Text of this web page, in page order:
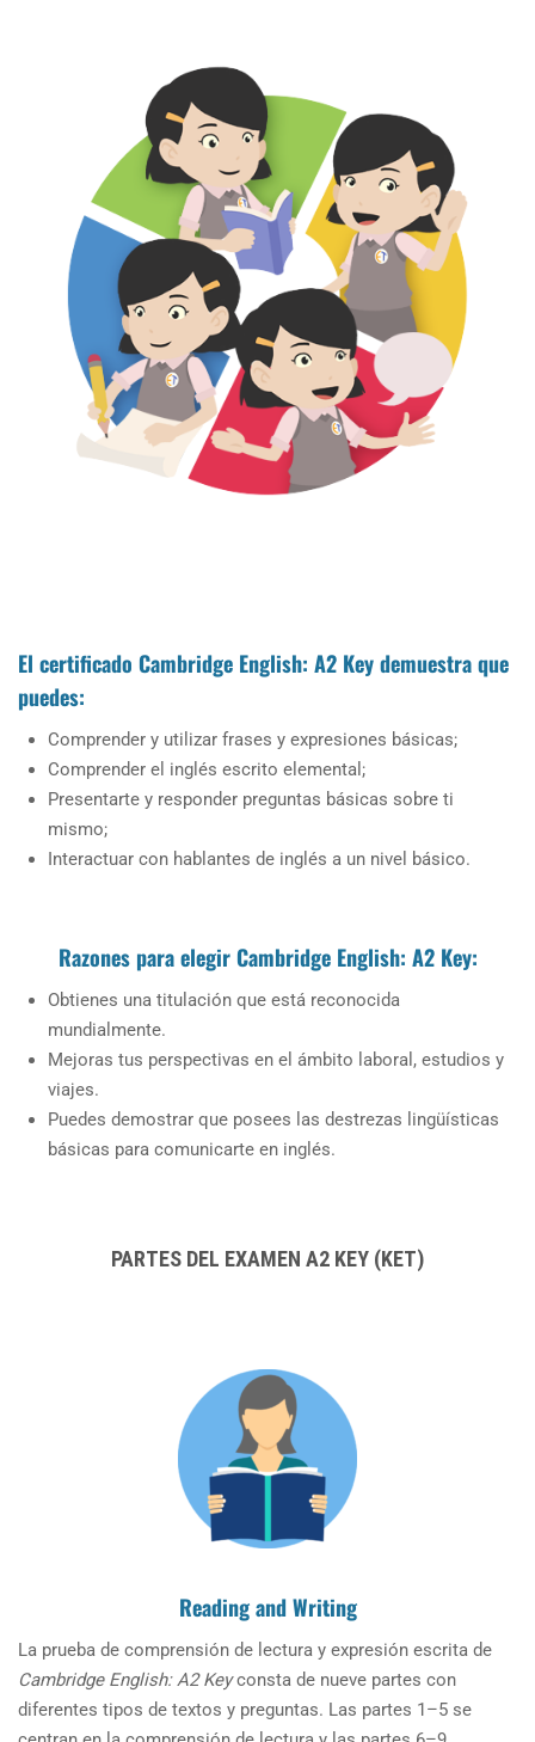
El certificado Cambridge English: A2 Key demuestra que
puedes:
Comprender y utilizar frases y expresiones básicas;
Comprender el inglés escrito elemental;
Presentarte y responder preguntas básicas sobre ti
mismo;
Interactuar con hablantes de inglés a un nivel básico.
Razones para elegir Cambridge English: A2 Key:
Obtienes una titulación que está reconocida
mundialmente.
Mejoras tus perspectivas en el ámbito laboral, estudios y
viajes.
Puedes demostrar que posees las destrezas lingüísticas
básicas para comunicarte en inglés.
PARTES DEL EXAMEN A2 KEY (KET)
Reading and Writing
La prueba de comprensión de lectura y expresión escrita de
Cambridge English: A2 Keyconsta de nueve partes con
diferentes tipos de textos y preguntas. Las partes 1–5 se